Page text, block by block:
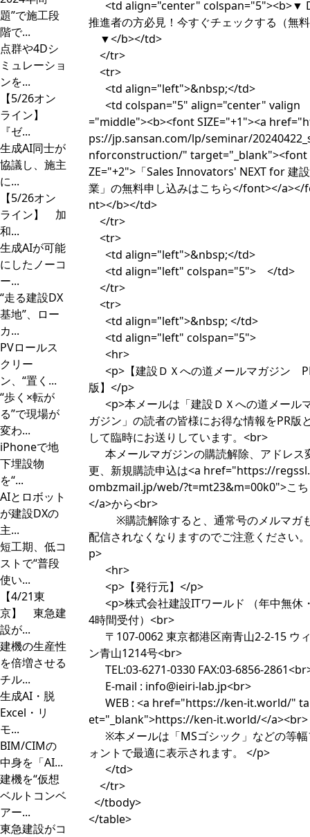
題”で施工段
階で...
点群や4Dシ
ミュレーショ
ンを...
【5/26オン
ライン】
『ゼ...
生成AI同士が
協議し、施主
に...
【5/26オン
ライン】 加
和...
生成AIが可能
にしたノーコ
ー...
“走る建設DX
基地”、ロー
カ...
PVロールス
クリー
ン、“置く...
“歩く×転が
る”で現場が
変わ...
iPhoneで地
下埋設物
を“...
AIとロボット
が建設DXの
主...
短工期、低コ
ストで“普段
使い...
【4/21東
京】 東急建
設が...
建機の生産性
を倍増させる
チル...
生成AI・脱
Excel・リ
モ...
BIM/CIMの
中身を「AI...
建機を“仮想
ベルトコンベ
アー...
東急建設がコ
<td align="center" colspan="5"><b>▼
推進者の方必見！今すぐチェックする（無
▼</b></td>
</tr>
<tr>
<td align="left">&nbsp;</td>
<td colspan="5" align="center" valign
="middle"><b><font SIZE="+1"><a
ps://jp.sansan.com/lp/seminar/
nforconstruction/" target="_blank"><font
ZE="+2">「Sales Innovators' NEXT for 建設
業」の無料申し込みはこちら</font></a></
nt></b></td>
</tr>
<tr>
<td align="left">&nbsp;</td>
<td align="left" colspan="5"> </td>
</tr>
<tr>
<td align="left">&nbsp; </td>
<td align="left" colspan="5">
<hr>
<p>【建設ＤＸへの道メールマガジン
版】</p>
<p>本メールは「建設ＤＸへの道メール
ガジン」の読者の皆様にお得な情報をPR版
して臨時にお送りしています。<br>
本メールマガジンの購読解除、アドレス
更、新規購読申込は<a href="https://
ombzmail.jp/web/?t=mt23&m=00k0">こ
</a>から<br>
※購読解除すると、通常号のメルマガ
配信されなくなりますのでご注意ください
p>
<hr>
<p>【発行元】</p>
<p>株式会社建設ITワールド （年中無休
4時間受付）<br>
〒107-0062 東京都港区南青山2-2-15 ウ
ン青山1214号<br>
TEL:03-6271-0330 FAX:03-6856-
E-mail : info@ieiri-lab.jp<br>
WEB : <a href="https://ken-it.world/"
et="_blank">https://ken-it.world/</a><br>
※本メールは「MSゴシック」などの等幅
ォントで最適に表示されます。 </p>
</td>
</tr>
</tbody>
</table>